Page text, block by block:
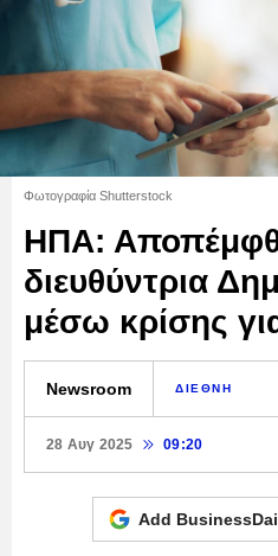
Φωτογραφία Shutterstock
ΗΠΑ:
διευθύντρια
μέσω κρίσης
Newsroom ΔΙΕΘΝΗ
28 Αυγ 2025 09:20
Add